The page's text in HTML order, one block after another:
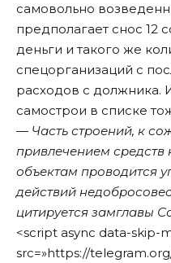
самовольно
предполагает снос
деньги и такого же
спецорганизаций с
расходов с должника.
самострои в списке
— Часть строений, к
привлечением средств
объектам проводится
действий
цитируется замглавы
<script async data-skip-
src=»https://